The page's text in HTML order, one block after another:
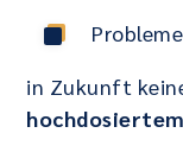
in Zukunft